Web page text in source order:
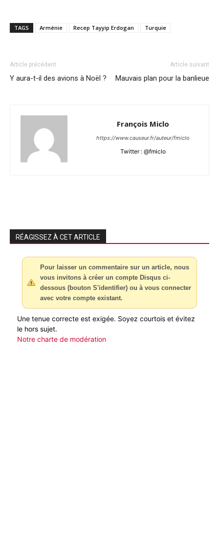
TAGS Arménie Recep Tayyip Erdogan Turquie
Article précédent
Y aura-t-il des avions à Noël ?
Article suivant
Mauvais plan pour la banlieue
François Miclo
https://www.causeur.fr/auteur/fmiclo
Twitter : @fmiclo
RÉAGISSEZ À CET ARTICLE
Pour laisser un commentaire sur un article, nous
vous invitons à créer un compte Disqus ci-
dessous (bouton S'identifier) ou à vous connecter
avec votre compte existant.
Une tenue correcte est exigée. Soyez courtois et évitez
le hors sujet.
Notre charte de modération